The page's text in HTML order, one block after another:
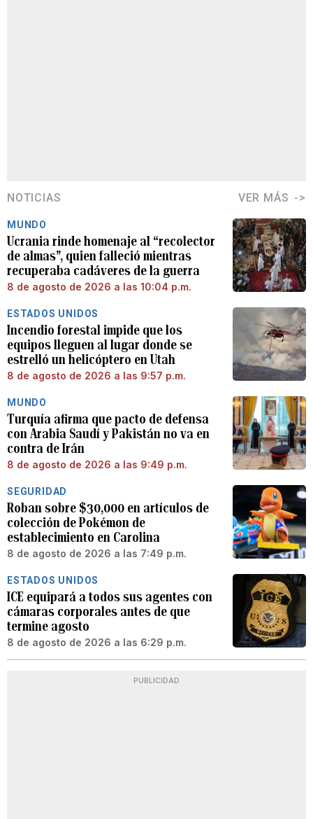
NOTICIAS VER MÁS
MUNDO
Ucrania rinde homenaje al “recolector
de almas”, quien falleció mientras
recuperaba cadáveres de la guerra
8 de agosto de 2026 a las 10:04 p.m.
ESTADOS UNIDOS
Incendio forestal impide que los
equipos lleguen al lugar donde se
estrelló un helicóptero en Utah
8 de agosto de 2026 a las 9:57 p.m.
MUNDO
Turquía afirma que pacto de defensa
con Arabia Saudí y Pakistán no va en
contra de Irán
8 de agosto de 2026 a las 9:49 p.m.
SEGURIDAD
Roban sobre $30,000 en artículos de
colección de Pokémon de
establecimiento en Carolina
8 de agosto de 2026 a las 7:49 p.m.
ESTADOS UNIDOS
ICE equipará a todos sus agentes con
cámaras corporales antes de que
termine agosto
8 de agosto de 2026 a las 6:29 p.m.
PUBLICIDAD